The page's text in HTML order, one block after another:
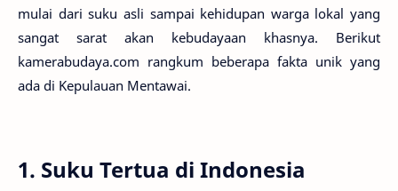
mulai dari suku asli sampai kehidupan warga lokal yang
sangat sarat akan kebudayaan khasnya. Berikut
kamerabudaya.com rangkum beberapa fakta unik yang
ada di Kepulauan Mentawai.
1. Suku Tertua di Indonesia